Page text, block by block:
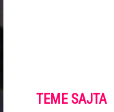
TEME SAJTA